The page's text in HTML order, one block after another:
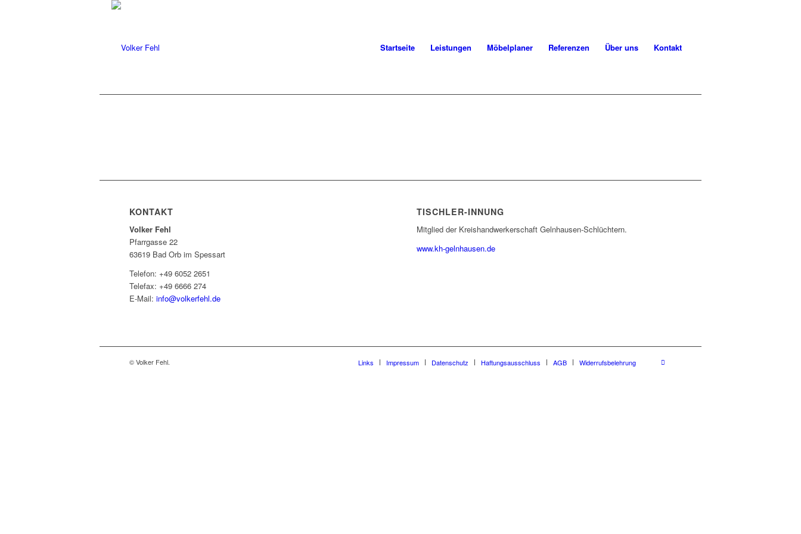
Startseite Leistungen Möbelplaner Referenzen Über uns Kontakt
KONTAKT
Volker Fehl
Pfarrgasse 22
63619 Bad Orb im Spessart
Telefon: +49 6052 2651
Telefax: +49 6666 274
E-Mail: info@volkerfehl.de
TISCHLER-INNUNG
Mitglied der Kreishandwerkerschaft Gelnhausen-Schlüchtern.
www.kh-gelnhausen.de
© Volker Fehl. Links Impressum Datenschutz Haftungsausschluss AGB Widerrufsbelehrung